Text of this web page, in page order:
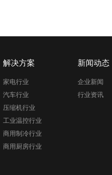
解决方案
家电行业
汽车行业
压缩机行业
工业温控行业
商用制冷行业
商用厨房行业
新闻动态
企业新闻
行业资讯